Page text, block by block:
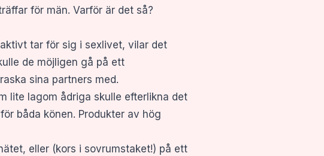
för män. Varför är det så?
tar för sig i sexlivet, vilar det
de möjligen gå på ett
sina partners med.
lite lagom ådriga skulle efterlikna det
båda könen. Produkter av hög
eller (kors i sovrumstaket!) på ett